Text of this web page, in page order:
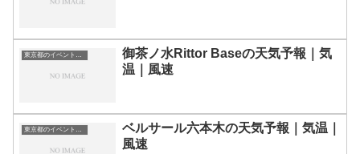
東京都のイベント会場一覧
御茶ノ水Rittor Baseの天気予報｜気
温｜風速
東京都のイベント会場一覧
ベルサール六本木の天気予報｜気温｜
風速